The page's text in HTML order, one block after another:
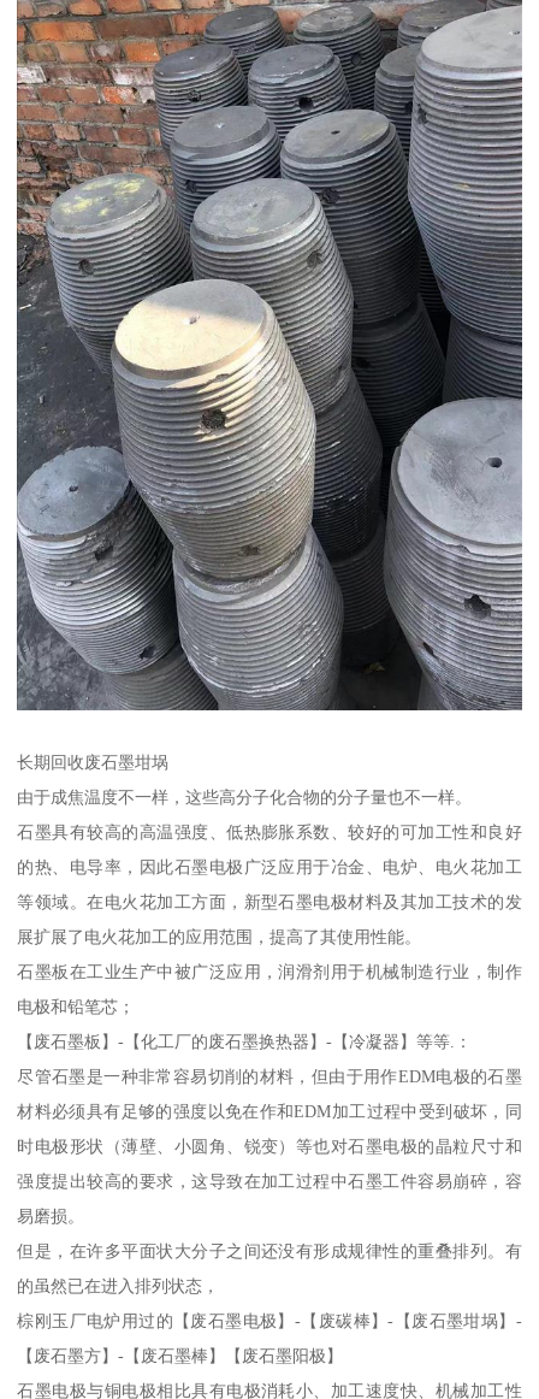
长期回收废石墨坩埚
由于成焦温度不一样，这些高分子化合物的分子量也不一样。
石墨具有较高的高温强度、低热膨胀系数、较好的可加工性和良好
的热、电导率，因此石墨电极广泛应用于冶金、电炉、电火花加工
等领域。在电火花加工方面，新型石墨电极材料及其加工技术的发
展扩展了电火花加工的应用范围，提高了其使用性能。
石墨板在工业生产中被广泛应用，润滑剂用于机械制造行业，制作
电极和铅笔芯；
【废石墨板】-【化工厂的废石墨换热器】-【冷凝器】等等.：
尽管石墨是一种非常容易切削的材料，但由于用作EDM电极的石墨
材料必须具有足够的强度以免在作和EDM加工过程中受到破坏，同
时电极形状（薄壁、小圆角、锐变）等也对石墨电极的晶粒尺寸和
强度提出较高的要求，这导致在加工过程中石墨工件容易崩碎，容
易磨损。
但是，在许多平面状大分子之间还没有形成规律性的重叠排列。有
的虽然已在进入排列状态，
棕刚玉厂电炉用过的【废石墨电极】-【废碳棒】-【废石墨坩埚】-
【废石墨方】-【废石墨棒】【废石墨阳极】
石墨电极与铜电极相比具有电极消耗小、加工速度快、机械加工性